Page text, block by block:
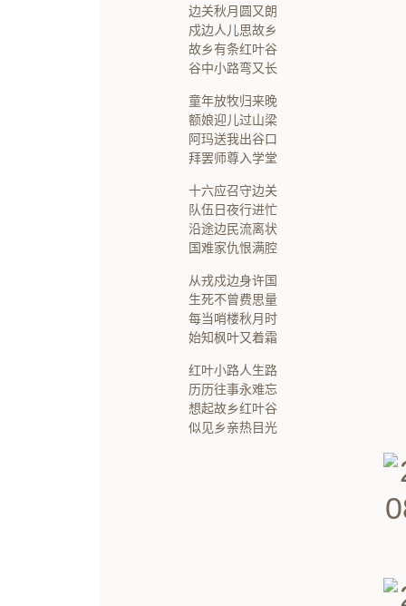
边关秋月圆又朗
戍边人儿思故乡
故乡有条红叶谷
谷中小路弯又长
童年放牧归来晚
额娘迎儿过山梁
阿玛送我出谷口
拜罢师尊入学堂
十六应召守边关
队伍日夜行进忙
沿途边民流离状
国难家仇恨满腔
从戎戍边身许国
生死不曾费思量
每当哨楼秋月时
始知枫叶又着霜
红叶小路人生路
历历往事永难忘
想起故乡红叶谷
似见乡亲热目光